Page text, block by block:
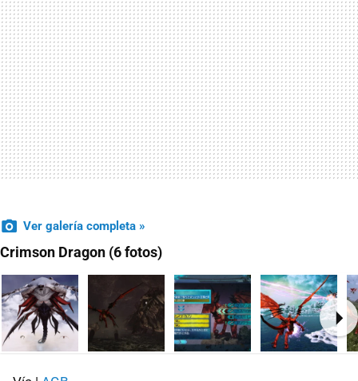
Ver galería completa »
Crimson Dragon (6 fotos)